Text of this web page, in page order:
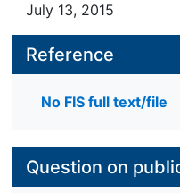
July 13, 2015
Reference
No FIS full text/file
Question on